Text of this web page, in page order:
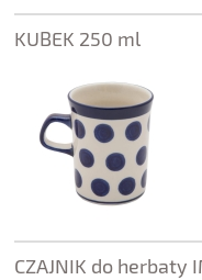
KUBEK 250 ml
CZAJNIK do herbaty